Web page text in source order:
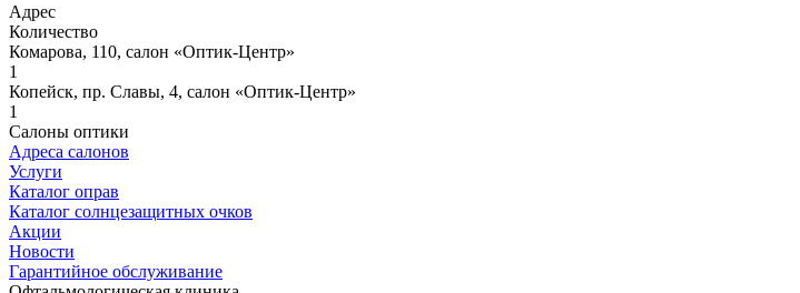
Адрес
Количество
Комарова, 110, салон «Оптик-Центр»
1
Копейск, пр. Славы, 4, салон «Оптик-Центр»
1
Салоны оптики
Адреса салонов
Услуги
Каталог оправ
Каталог солнцезащитных очков
Акции
Новости
Гарантийное обслуживание